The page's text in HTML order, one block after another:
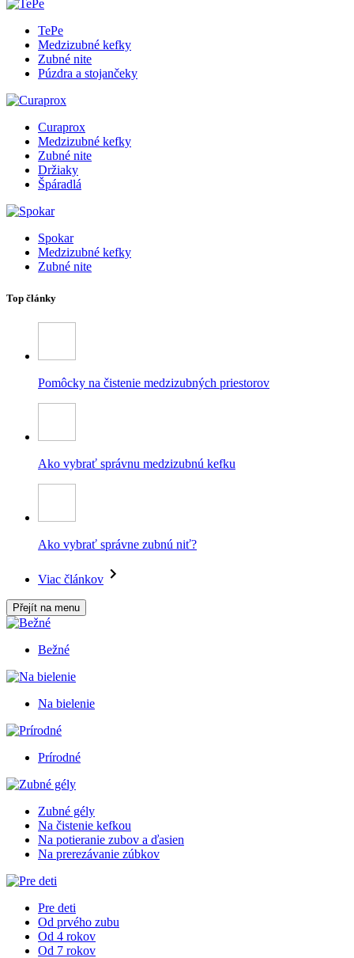
TePe
Medzizubné kefky
Zubné nite
Púzdra a stojančeky
Curaprox
Medzizubné kefky
Zubné nite
Držiaky
Špáradlá
Spokar
Medzizubné kefky
Zubné nite
Top články
Pomôcky na čistenie medzizubných priestorov
Ako vybrať správnu medzizubnú kefku
Ako vybrať správne zubnú niť?
Viac článkov
Přejít na menu
Bežné
Na bielenie
Prírodné
Zubné gély
Na čistenie kefkou
Na potieranie zubov a ďasien
Na prerezávanie zúbkov
Pre deti
Od prvého zubu
Od 4 rokov
Od 7 rokov